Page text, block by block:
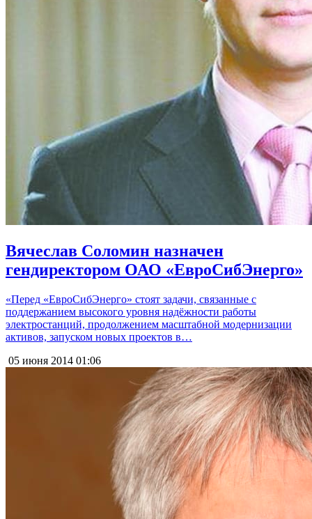
Вячеслав Соломин назначен
гендиректором ОАО «ЕвроСибЭнерго»
«Перед «ЕвроСибЭнерго» стоят задачи, связанные с
поддержанием высокого уровня надёжности работы
электростанций, продолжением масштабной модернизации
активов, запуском новых проектов в…
05 июня 2014 01:06